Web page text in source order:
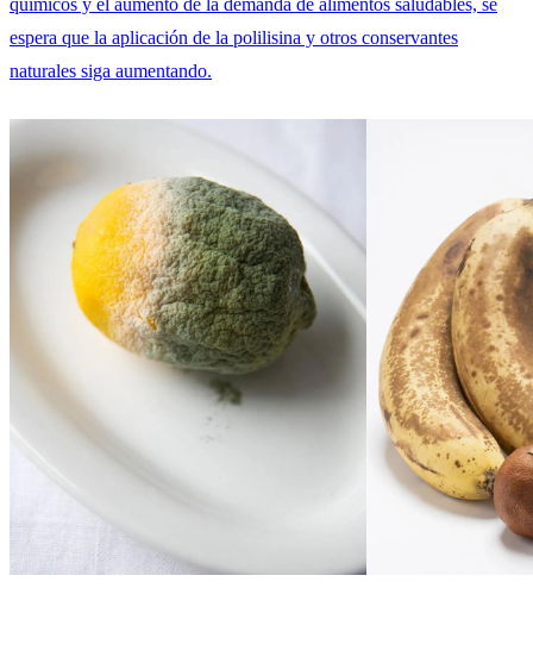
químicos y el aumento de la demanda de alimentos saludables, se
espera que la aplicación de la polilisina y otros conservantes
naturales siga aumentando.